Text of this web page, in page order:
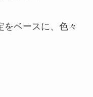
をベースに、色々